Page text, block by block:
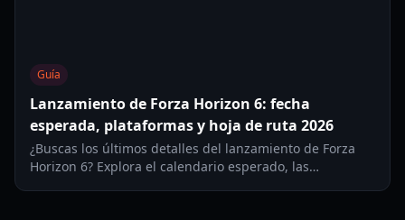
Guía
Lanzamiento de Forza Horizon 6: fecha
esperada, plataformas y hoja de ruta 2026
¿Buscas los últimos detalles del lanzamiento de Forza
Horizon 6? Explora el calendario esperado, las